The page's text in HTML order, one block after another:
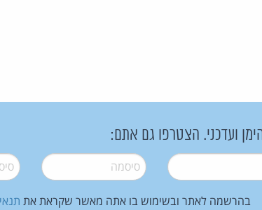
ועדכני. הצטרפו גם אתם:
סיסמה*
בהרשמה לאתר ובשימוש בו אתה מאשר שקראת את